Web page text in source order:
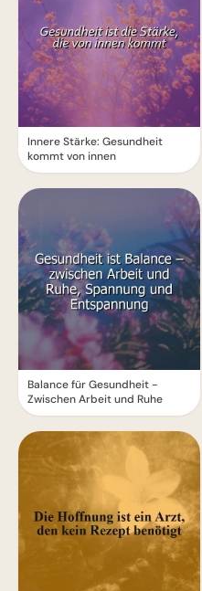
Innere Stärke: Gesundheit
kommt von innen
Balance für Gesundheit -
Zwischen Arbeit und Ruhe